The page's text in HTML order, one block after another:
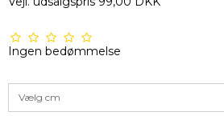
Ingen bedømmelse
Vælg cm